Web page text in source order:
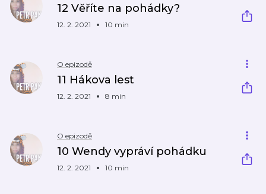
12 Věříte na pohádky?
12. 2. 2021 10 min
O epizodě
11 Hákova lest
12. 2. 2021 8 min
O epizodě
10 Wendy vypráví pohádku
12. 2. 2021 10 min